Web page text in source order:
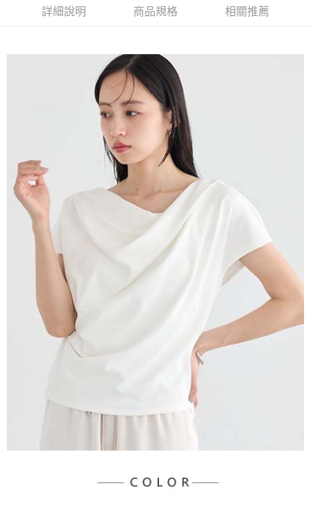
流程，驗證手機門號後，選擇欲分期的期數、繳款截止日，確認付款後即完
消。如遇「轉專審核」未通過狀況，表示未達大哥付你分期系統評分，恕無
1.分期款項不併入電信帳單，「大哥付你分期」於每月結算日後寄送繳費提
2.透過簡訊連結打開帳單後，可選擇「超商條碼／台灣大直營門市／銀行轉
帳／街口支付／iPASS MONEY」等通路繳費。
【注意事項】
1.本服務係由「台灣大哥大股份有限公司」（以下簡稱本公司）所提供，讓
用戶於交易時，得透過本服務購買商品或服務，並由商店將買賣／分期付款
買賣價金債權讓與本公司後，依約使用本公司帳單繳交帳款。
2.基於同意付款使用「大哥付你分期」之契約關係目的，商店將以您的個人
資料（包含姓名、電話或地址）提供予台灣大哥大進項蒐集、處理及利用，
由本公司與您本人進行分期帳單所需資料之確認、核對及更正。
3.完整用戶服務條款，請詳閱以下連結：https://oppay.tw/userRule
【關於「AFTEE先享後付」】
１．簡單：不需註冊會員、不需綁卡、不需儲值。
２．便利：只要手機號碼，簡訊認證，即可結帳。
３．安心：先確認商品／服務後，再付款。
【「AFTEE先享後付」結帳流程】
１．於結帳方式選擇「AFTEE先享後付」後，將跳轉至「AFTEE先享後付」
結帳頁面，進行簡訊認證並確認金額後，即可完成結帳。
２．訂單成立數日內，您將收到繳費通知簡訊。
３．收到繳費通知簡訊後14天內，點擊此簡訊中的連結，可透過四大超商／
ATM／網路銀行／等多元方式進行付款，方視為交易完成。
※ 請注意：結帳手續完成當下不需立刻繳費，但若您需要取消訂單，請聯絡
購買商品的店家。未經商家同意取消之訂單仍視為有效，需透過AFTEE先享
後付繳納相關費用。
※ 交易是否成功請以「AFTEE先享後付 」之結帳頁面顯示為準，若有關於
是否繳費成功／繳費後需取消欲退款等相關疑問，請聯繫「AFTEE先享後付
客戶支援中心」
https://netprotections.freshdesk.com/support/home
【注意事項】
１．透過由恩沛科技股份有限公司提供之「AFTEE先享後付」服務完成之交
易，需依本服務之必要範圍內提供個人資料，並將交易相關給付款項請求債
權轉讓予恩沛科技股份有限公司。
２．關於個人資料處理事宜，請瀏覽以下網址：
https://aftee.tw/terms/#terms3
３．未成年的使用者請事先徵得法定代理人或監護人之同意方可使用
「AFTEE先享後付」，若未經同意申辦者引起之損失，本公司不負相關責
時審查核予不同之上限額度；若仍有額度不足之情形，本公司將視審查結果
５．嚴禁一人註冊多個帳號或使用他人資訊註冊。若發現惡意使用之情形，
每筆NT$60，滿NT$1,500(含以上)免運費
每筆NT$60，滿NT$1,500(含以上)免運費
萊爾富取貨付款
每筆NT$60，滿NT$1,500(含以上)免運費
萊爾富純取貨
每筆NT$60，滿NT$1,500(含以上)免運費
7-11取貨付款
每筆NT$60，滿NT$1,500(含以上)免運費
7-11純取貨
每筆NT$60，滿NT$1,500(含以上)免運費
詳細說明 商品規格 相關推薦